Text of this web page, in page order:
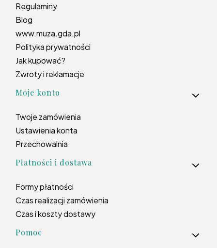
Regulaminy
Blog
www.muza.gda.pl
Polityka prywatności
Jak kupować?
Zwroty i reklamacje
Moje konto
Twoje zamówienia
Ustawienia konta
Przechowalnia
Płatności i dostawa
Formy płatności
Czas realizacji zamówienia
Czas i koszty dostawy
Pomoc